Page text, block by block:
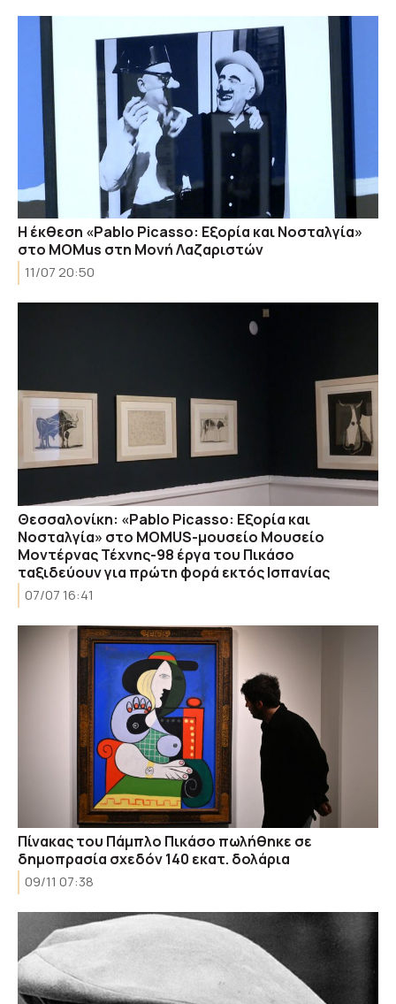
Η έκθεση «Pablo Picasso: Εξορία και Νοσταλγία»
στο MOMus στη Μονή Λαζαριστών
11/07 20:50
Θεσσαλονίκη: «Pablo Picasso: Εξορία και
Νοσταλγία» στο MOMUS-μουσείο Μουσείο
Μοντέρνας Τέχνης-98 έργα του Πικάσο
ταξιδεύουν για πρώτη φορά εκτός Ισπανίας
07/07 16:41
Πίνακας του Πάμπλο Πικάσο πωλήθηκε σε
δημοπρασία σχεδόν 140 εκατ. δολάρια
09/11 07:38